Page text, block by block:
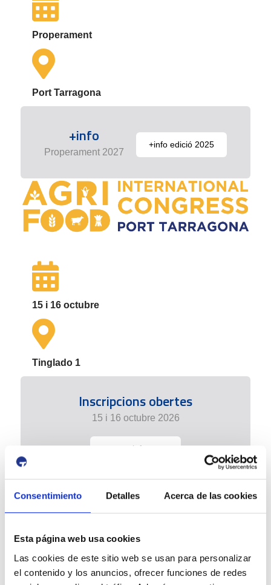
Consentimiento Detalles Acerca de las cookies
Esta página web usa cookies
Las cookies de este sitio web se usan para personalizar
el contenido y los anuncios, ofrecer funciones de redes
Properament
Port Tarragona
+info
Properament 2027
+info edició 2025
15 i 16 octubre
Tinglado 1
Inscripcions obertes
15 i 16 octubre 2026
+ info